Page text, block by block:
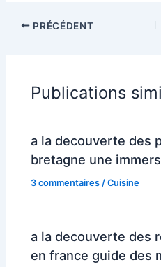
PRÉCÉDENT
Publications
a la decouverte des
bretagne une
3 commentaires /Cuisine
a la decouverte des
en france guide des